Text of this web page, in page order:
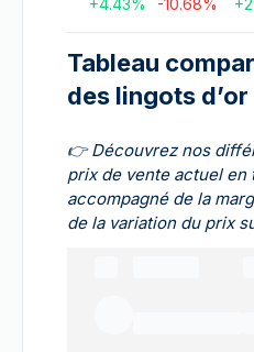
+4.43% -10.68% +
Tableau
des lingots d’or
👉Découvrez nos
prix de vente actuel en
accompagné de la
de la variation du prix